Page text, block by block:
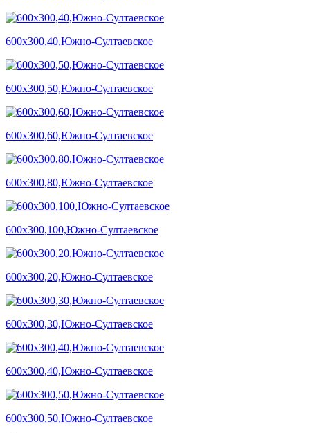
600х300,40,Южно-Султаевское
600х300,50,Южно-Султаевское
600х300,60,Южно-Султаевское
600х300,80,Южно-Султаевское
600х300,100,Южно-Султаевское
600х300,20,Южно-Султаевское
600х300,30,Южно-Султаевское
600х300,40,Южно-Султаевское
600х300,50,Южно-Султаевское